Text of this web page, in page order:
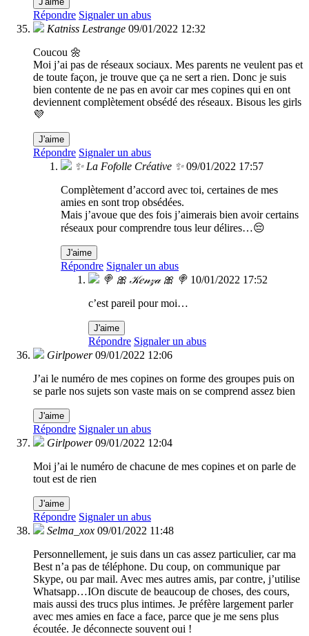
Répondre Signaler un abus
Katniss Lestrange 09/01/2022 12:32
Coucou 🌼
Moi j’ai pas de réseaux sociaux. Mes parents ne veulent pas et
de toute façon, je trouve que ça ne sert a rien. Donc je suis
bien contente de ne pas en avoir car mes copines qui en ont
deviennent complètement obsédé des réseaux. Bisous les girls
💜
J'aime
Répondre Signaler un abus
✨ La Fofolle Créative ✨ 09/01/2022 17:57
Complètement d’accord avec toi, certaines de mes
amies en sont trop obsédées.
Mais j’avoue que des fois j’aimerais bien avoir certains
réseaux pour comprendre tous leur délires…😔
J'aime
Répondre Signaler un abus
🍭 🎀 𝒦𝑒𝓃𝓏𝒶 🎀 🍭 10/01/2022 17:52
c’est pareil pour moi…
J'aime
Répondre Signaler un abus
Girlpower 09/01/2022 12:06
J’ai le numéro de mes copines on forme des groupes puis on
se parle nos sujets son vaste mais on se comprend assez bien
J'aime
Répondre Signaler un abus
Girlpower 09/01/2022 12:04
Moi j’ai le numéro de chacune de mes copines et on parle de
tout est de rien
J'aime
Répondre Signaler un abus
Selma_xox 09/01/2022 11:48
Personnellement, je suis dans un cas assez particulier, car ma
Best n’a pas de téléphone. Du coup, on communique par
Skype, ou par mail. Avec mes autres amis, par contre, j’utilise
Whatsapp…IOn discute de beaucoup de choses, des cours,
mais aussi des trucs plus intimes. Je préfère largement parler
avec mes amies en face a face, parce que je me sens plus
écoutée. Je déconnecte souvent oui !